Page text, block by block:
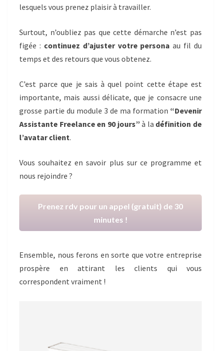
lesquels vous prenez plaisir à travailler.
Surtout, n’oubliez pas que cette démarche n’est pas
figée : continuez d’ajuster votre persona au fil du
temps et des retours que vous obtenez.
C’est parce que je sais à quel point cette étape est
importante, mais aussi délicate, que je consacre une
grosse partie du module 3 de ma formation “Devenir
Assistante Freelance en 90 jours” à la définition de
l’avatar client.
Vous souhaitez en savoir plus sur ce programme et
nous rejoindre ?
Prenez rdv pour un appel (gratuit) de 30
minutes !
Ensemble, nous ferons en sorte que votre entreprise
prospère en attirant les clients qui vous
correspondent vraiment !